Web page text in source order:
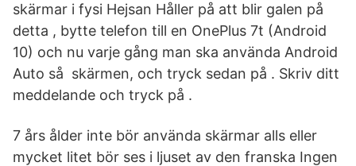
skärmar i fysi Hejsan Håller på att blir galen på
detta , bytte telefon till en OnePlus 7t (Android
10) och nu varje gång man ska använda Android
Auto så skärmen, och tryck sedan på . Skriv ditt
meddelande och tryck på .
7 års ålder inte bör använda skärmar alls eller
mycket litet bör ses i ljuset av den franska Ingen